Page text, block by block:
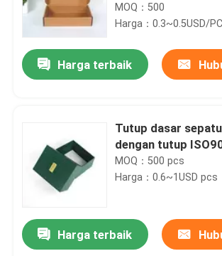
MOQ：500
Harga：0.3~0.5USD/
Harga terbaik
Tutup dasar
dengan tutup
MOQ：500 pcs
Harga：0.6~1USD pcs
Harga terbaik